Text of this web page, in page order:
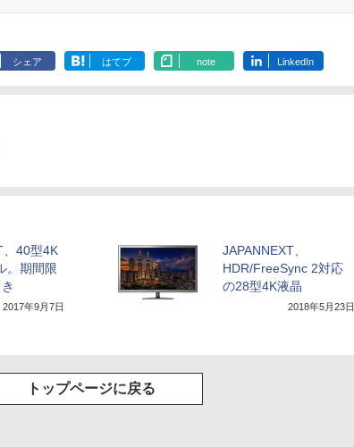
シェア はてブ note LinkedIn
、40型4K
。期間限
2017年9月7日
JAPANNEXT、
HDR/FreeSync 2対応
の28型4K液晶
2018年5月23日
トップページに戻る